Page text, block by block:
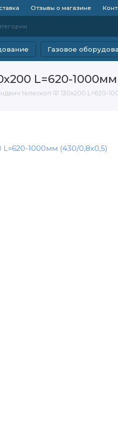
Отзывы о магазине
Газовое
L=620-
телескоп Ф 130х200 L=620-